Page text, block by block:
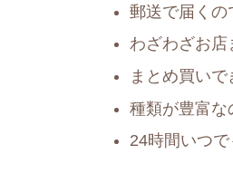
郵送で届くの
わざわざお店
まとめ買い
種類が豊富な
24時間いつ